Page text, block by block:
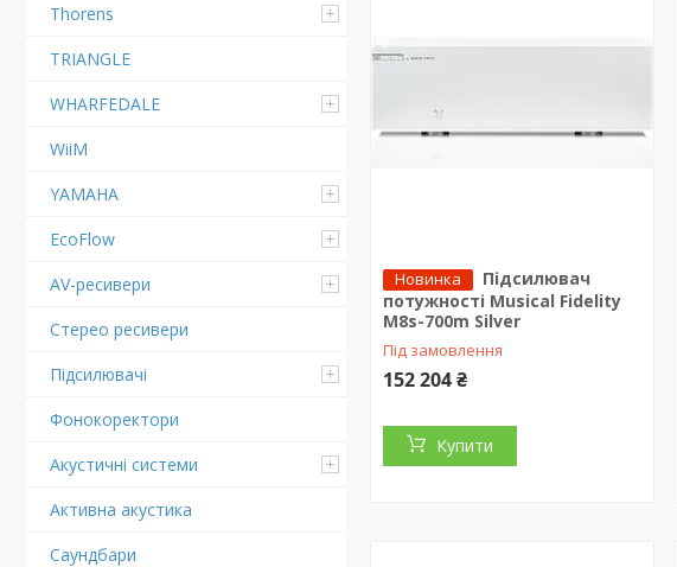
Thorens
TRIANGLE
WHARFEDALE
WiiM
YAMAHA
EcoFlow
AV-ресивери
Стерео ресивери
Підсилювачі
Фонокоректори
Акустичні системи
Активна акустика
Саундбари
Новинка
Підсилювач
потужності Musical Fidelity
M8s-700m Silver
Під замовлення
152 204 ₴
Купити